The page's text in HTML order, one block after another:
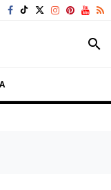
search